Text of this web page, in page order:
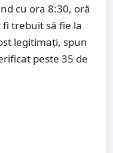
cu ora 8:30, oră
trebuit să fie la
legitimați, spun
peste 35 de